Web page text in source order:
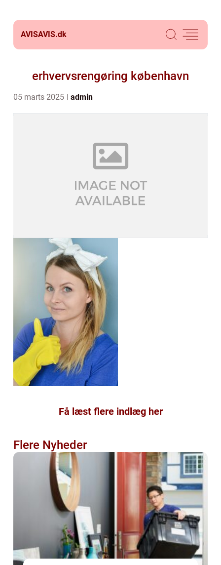
AVISAVIS.dk
erhvervsrengøring københavn
05 marts 2025 admin
Få læst flere indlæg her
Flere Nyheder